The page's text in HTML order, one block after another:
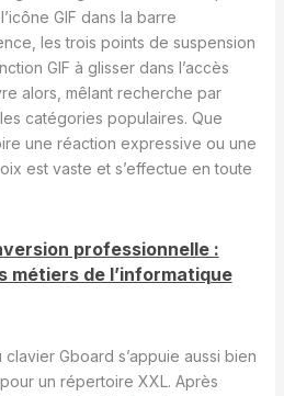
GIF dans la barre
les trois points de suspension
GIF à glisser dans l’accès
alors, mêlant recherche par
catégories populaires. Que
une réaction expressive ou une
est vaste et s’effectue en toute
professionnelle :
métiers de l’informatique
clavier Gboard s’appuie aussi bien
un répertoire XXL. Après